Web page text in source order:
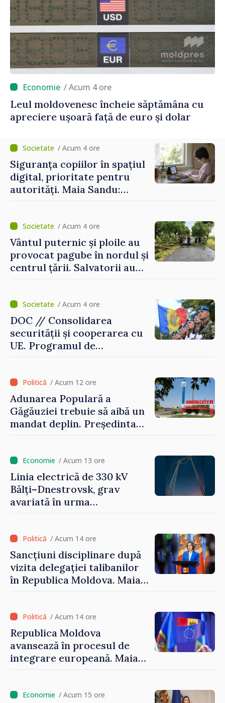
/ Acum 4 ore
Leul moldovenesc încheie săptămâna cu
apreciere ușoară față de euro și dolar
/ Acum 4 ore
Siguranța copiilor în spațiul
digital, prioritate pentru
autorități. Maia Sandu:
protejeze”/ Acum 4 ore
Vântul puternic și ploile au
provocat pagube în nordul și
centrul țării. Salvatorii au
/ Acum 4 ore
DOC // Consolidarea
securității și cooperarea cu
UE. Programul de
perioada 2024–2034,
publicat în Monitorul Oficial
/ Acum 12 ore
Adunarea Populară a
Găgăuziei trebuie să aibă un
mandat deplin. Președinta
/ Acum 13 ore
Linia electrică de 330 kV
Bălți–Dnestrovsk, grav
avariată în urma
/ Acum 14 ore
Sancțiuni disciplinare după
vizita delegației talibanilor
în Republica Moldova. Maia
cunosc politica statului”
/ Acum 14 ore
Republica Moldova
avansează în procesul de
integrare europeană. Maia
/ Acum 15 ore